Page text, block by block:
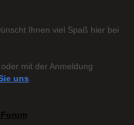
Ihnen viel Spaß hier bei
mit der Anmeldung
uns